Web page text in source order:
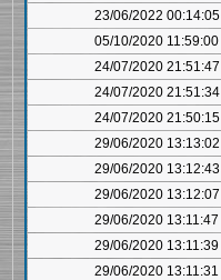
23/06/2022 00:14:05
05/10/2020 11:59:00
24/07/2020 21:51:47
24/07/2020 21:51:34
24/07/2020 21:50:15
29/06/2020 13:13:02
29/06/2020 13:12:43
29/06/2020 13:12:07
29/06/2020 13:11:47
29/06/2020 13:11:39
29/06/2020 13:11:31